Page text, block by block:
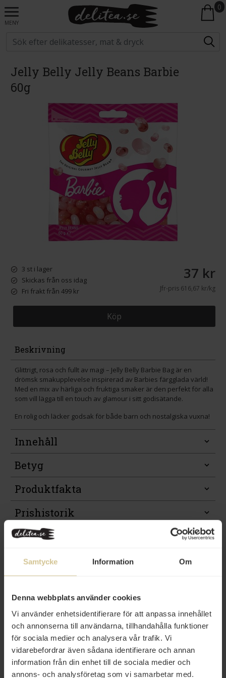
Samtycke Information Om
Denna webbplats använder cookies
Vi använder enhetsidentifierare för att anpassa innehållet
och annonserna till användarna, tillhandahålla funktioner
för sociala medier och analysera vår trafik. Vi
vidarebefordrar även sådana identifierare och annan
information från din enhet till de sociala medier och
annons- och analysföretag som vi samarbetar med.
MENY
0
Jelly Belly Jelly Beans Barbie
60g
3 st i lager
Skickas från oss idag
Fri frakt från 499 kr
37 kr
Jfr-pris616,67 kr/kg
Köp
Beskrivning
Glittrigt, rosa och fullt av magi – Jelly Belly Barbie Bag är en
drömsk smakupplevelse inspirerad av Barbies färgglada värld!
Med en mix av härliga och fruktiga smaker är den perfekt för alla
som vill lägga till en touch av glamour i sitt godisätande.
En rolig och läcker godsak för både barn och nostalgiska vuxna!
Innehåll
Betyg
Produktfakta
Prishistorik
30 kr 37 kr